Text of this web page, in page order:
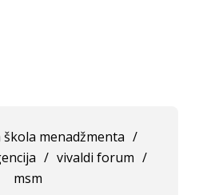
menadžmenta /
/ vivaldi forum /
msm